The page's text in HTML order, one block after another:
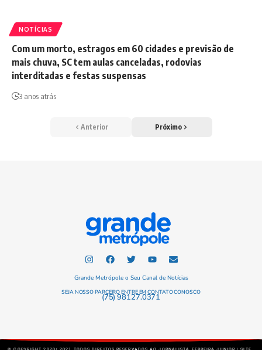
NOTÍCIAS
Com um morto, estragos em 60 cidades e previsão de
mais chuva, SC tem aulas canceladas, rodovias
interditadas e festas suspensas
3 anos atrás
Anterior Próximo
Grande Metrópole o Seu Canal de Notícias
SEJA NOSSO PARCEIRO ENTRE EM CONTATO CONOSCO
(75) 98127.0371